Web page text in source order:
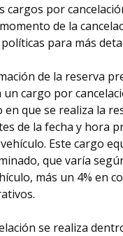
cargos por
de la
para más
de la reserva
un cargo por
en que se realiza la
de la fecha y hora
Este cargo
que varía
más un 4% en
se realiza